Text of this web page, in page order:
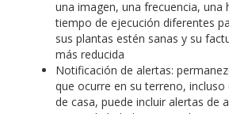
una imagen, una frecuencia, una
tiempo de ejecución diferentes
sus plantas estén sanas y su
más reducida
Notificación de alertas:
que ocurre en su terreno,
de casa, puede incluir alertas de